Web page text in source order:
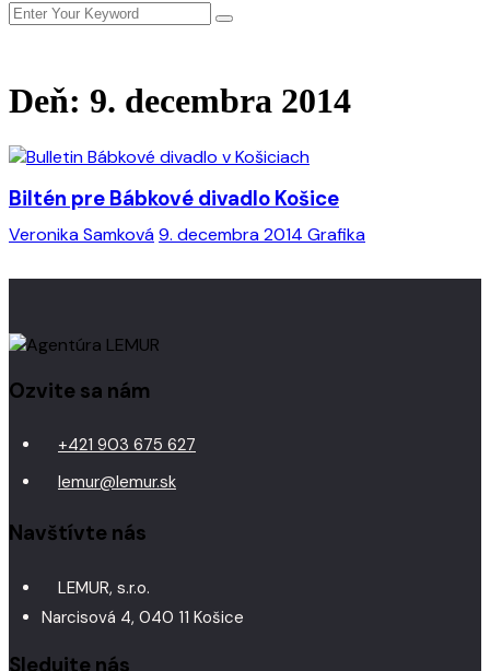
Deň: 9. decembra 2014
Veronika Samková9. decembra 2014 Grafika
Biltén pre Bábkové divadlo Košice
Ozvite sa nám
+421 903 675 627
lemur@lemur.sk
Navštívte nás
LEMUR, s.r.o.
Narcisová 4, 040 11 Košice
Sledujte nás